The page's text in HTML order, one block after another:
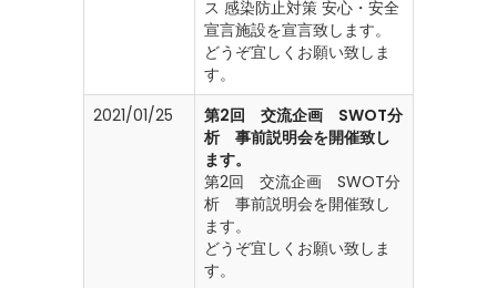
ス 感染防止対策 安心・安全
宣言施設を宣言致します。
どうぞ宜しくお願い致しま
す。
2021/01/25
第2回 交流企画 SWOT分
析 事前説明会を開催致し
ます。
第2回 交流企画 SWOT分
析 事前説明会を開催致し
ます。
どうぞ宜しくお願い致しま
す。